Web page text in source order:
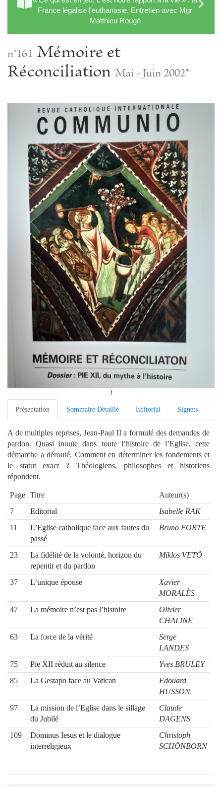
France légalise l'euthanasie. Entretien avec Mgr
Matthieu Rougé
n°161 Mémoire et
Réconciliation Mai - Juin 2002*
1
Présentation Sommaire Détaillé Editorial Signets
A de multiples reprises, Jean-Paul II a formulé des demandes de
pardon. Quasi inouïe dans toute l’histoire de l’Eglise, cette
démarche a dérouté. Comment en déterminer les fondements et
le statut exact ? Théologiens, philosophes et historiens
répondent.
Page Titre
Auteur(s)
7
Editorial
Isabelle RAK
11
L’Eglise catholique face aux fautes du
passé
Bruno FORTE
23
La fidélité de la volonté, horizon du
repentir et du pardon
Miklos VETÖ
37 L’unique épouse
Xavier
MORALÈS
47
La mémoire n’est pas l’histoire
Olivier
CHALINE
63
La force de la vérité
Serge
LANDES
75
Pie XII réduit au silence
Yves BRULEY
85
La Gestapo face au Vatican
Edouard
HUSSON
97
La mission de l’Eglise dans le sillage
du Jubilé
Claude
DAGENS
109
Dominus Iesus et le dialogue
interreligieux
Christoph
SCHÖNBORN